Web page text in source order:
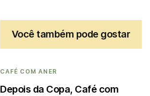
Você também pode gostar
CAFÉ COM ANER
Depois da Copa, Café com